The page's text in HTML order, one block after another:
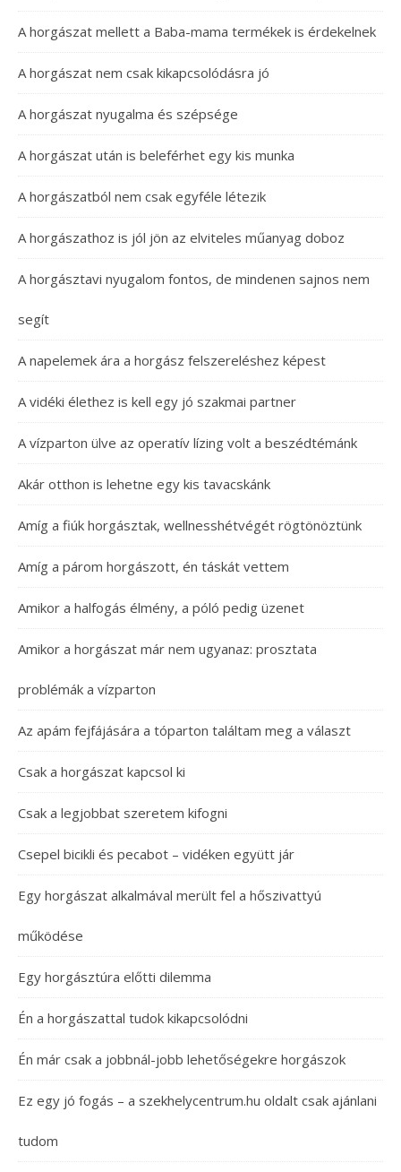
A horgászat mellett a Baba-mama termékek is érdekelnek
A horgászat nem csak kikapcsolódásra jó
A horgászat nyugalma és szépsége
A horgászat után is beleférhet egy kis munka
A horgászatból nem csak egyféle létezik
A horgászathoz is jól jön az elviteles műanyag doboz
A horgásztavi nyugalom fontos, de mindenen sajnos nem
segít
A napelemek ára a horgász felszereléshez képest
A vidéki élethez is kell egy jó szakmai partner
A vízparton ülve az operatív lízing volt a beszédtémánk
Akár otthon is lehetne egy kis tavacskánk
Amíg a fiúk horgásztak, wellnesshétvégét rögtönöztünk
Amíg a párom horgászott, én táskát vettem
Amikor a halfogás élmény, a póló pedig üzenet
Amikor a horgászat már nem ugyanaz: prosztata
problémák a vízparton
Az apám fejfájására a tóparton találtam meg a választ
Csak a horgászat kapcsol ki
Csak a legjobbat szeretem kifogni
Csepel bicikli és pecabot – vidéken együtt jár
Egy horgászat alkalmával merült fel a hőszivattyú
működése
Egy horgásztúra előtti dilemma
Én a horgászattal tudok kikapcsolódni
Én már csak a jobbnál-jobb lehetőségekre horgászok
Ez egy jó fogás – a szekhelycentrum.hu oldalt csak ajánlani
tudom